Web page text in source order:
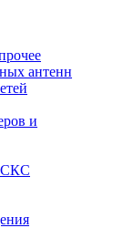
антенн
и
СКС